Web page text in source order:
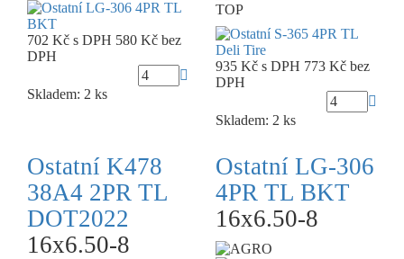
702 Kč s DPH 580 Kč bez
DPH
Skladem: 2 ks
TOP
935 Kč s DPH 773 Kč bez
DPH
Skladem: 2 ks
Ostatní K478
38A4 2PR TL
DOT2022
16x6.50-8
Ostatní LG-306
4PR TL BKT
16x6.50-8